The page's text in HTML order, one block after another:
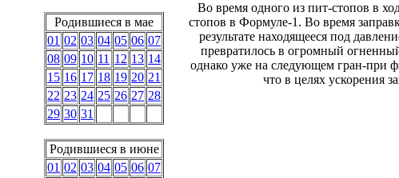
Родившиеся в мае
01 02 03 04 05 06 07
08 09 10 11 12 13 14
15 16 17 18 19 20 21
22 23 24 25 26 27 28
29 30 31
Родившиеся в июне
01 02 03 04 05 06 07
Во время одного из пит-стопов в
стопов в Формуле-1. Во время
результате находящееся под
превратилось в огромный
однако уже на следующем гран-при
что в целях ускорения